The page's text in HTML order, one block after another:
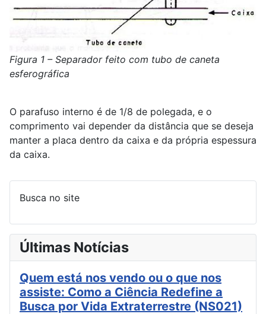
Figura 1 – Separador feito com tubo de caneta
esferográfica
O parafuso interno é de 1/8 de polegada, e o
comprimento vai depender da distância que se deseja
manter a placa dentro da caixa e da própria espessura
da caixa.
Busca no site
Últimas Notícias
Quem está nos vendo ou o que nos
assiste: Como a Ciência Redefine a
Busca por Vida Extraterrestre (NS021)